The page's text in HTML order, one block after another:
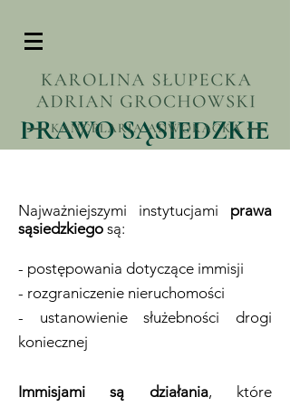
PRAWO SĄSIEDZKIE
Najważniejszymi instytucjami prawa
sąsiedzkiego są:
- postępowania dotyczące immisji​​
- rozgraniczenie nieruchomości
- ustanowienie służebności drogi
koniecznej
Immisjami są działania, które